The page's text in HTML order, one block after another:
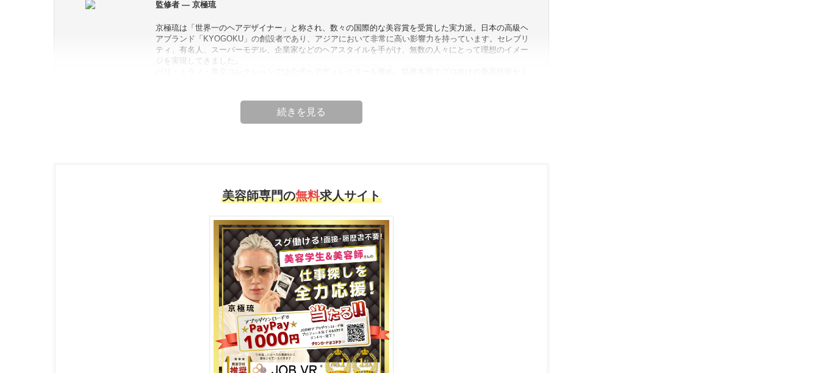
監修者 — 京極琉
京極琉は「世界一のヘアデザイナー」と称され、数々の国際的な美容賞を受賞した実力派。日本の高級ヘ
アブランド「KYOGOKU」の創設者であり、アジアにおいて非常に高い影響力を持っています。セレブリ
ティ、有名人、スーパーモデル、企業家などのヘアスタイルを手がけ、無数の人々にとって理想のイメー
ジを実現してきました。
「完璧なヘアスタイルとは、見た目の変化にとどまらず、自信とセンスを高める鍵である。」—— 京極琉
・世界的に認められた「世界一のヘアデザイナー」
・日本のトップヘアブランド「KYOGOKU」創設者
・アジアで最も人気のあるヘアアーティストであり、10万人以上のプロ美容師を指導
京極琉プロフィール
美容師専門の無料求人サイト